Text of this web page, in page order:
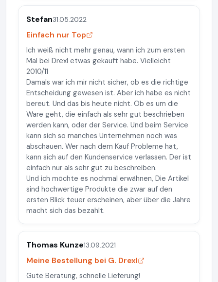
Stefan31.05.2022
Einfach nur Top
Ich weiß nicht mehr genau, wann ich zum ersten
Mal bei Drexl etwas gekauft habe. Vielleicht
2010/11
Damals war ich mir nicht sicher, ob es die richtige
Entscheidung gewesen ist. Aber ich habe es nicht
bereut. Und das bis heute nicht. Ob es um die
Ware geht, die einfach als sehr gut beschrieben
werden kann, oder der Service. Und beim Service
kann sich so manches Unternehmen noch was
abschauen. Wer nach dem Kauf Probleme hat,
kann sich auf den Kundenservice verlassen. Der ist
einfach nur als sehr gut zu beschreiben.
Und ich möchte es nochmal erwähnen, Die Artikel
sind hochwertige Produkte die zwar auf den
ersten Blick teuer erscheinen, aber über die Jahre
macht sich das bezahlt.
Thomas Kunze13.09.2021
Meine Bestellung bei G. Drexl
Gute Beratung, schnelle Lieferung!